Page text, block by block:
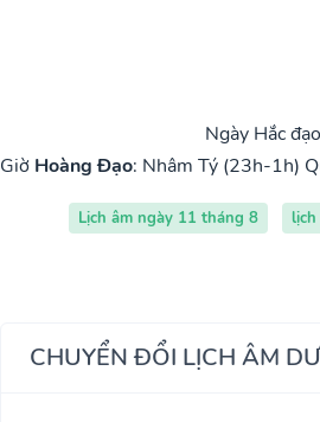
Ngày Hắc
Giờ Hoàng Đạo: Nhâm Tý (23h-1h)
Lịch âm ngày 11 tháng 8
CHUYỂN ĐỔI LỊCH ÂM